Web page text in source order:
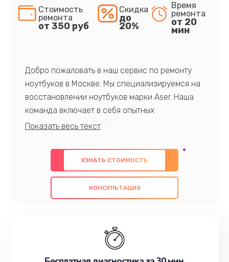
Стоимость
ремонта
от 350 руб
Скидка
до
20%
Время
ремонта
от 20
мин
Добро пожаловать в наш сервис по ремонту
ноутбуков в Москве. Мы специализируемся на
восстановлении ноутбуков марки Aser. Наша
команда включает в себя опытных
профессионалов с обширными знаниями и
предлагаем быстрый и качественный ремонт с
использованием оригинальных компонентов, а
также гарантируем качество всех
проведенных работ. Наша цель - предоставить
наилучшим образом. Не медлите записаться на
УЗНАТЬ СТОИМОСТЬ
КОНСУЛЬТАЦИЯ